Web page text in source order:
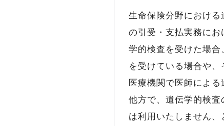
生命保険分野におけ
の引受・支払実務に
学的検査を受けた場
を受けている場合や
医療機関で医師によ
他方で、遺伝学的検
は利用いたしません、